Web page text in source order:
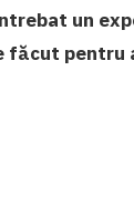
un
pentru